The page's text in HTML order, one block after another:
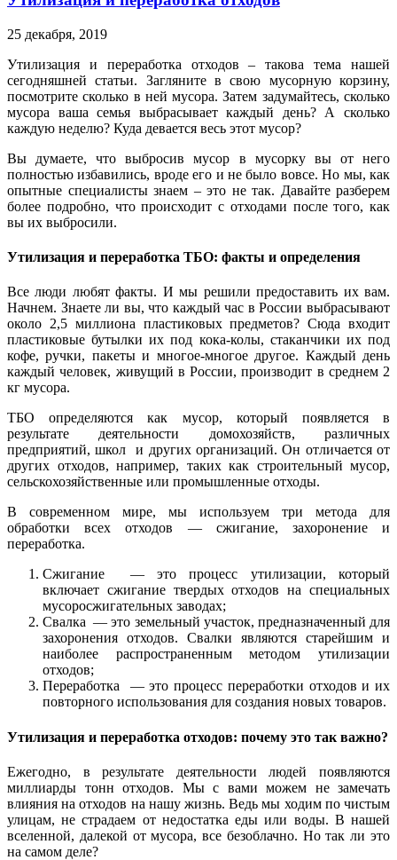
25 декабря, 2019
Утилизация и переработка отходов – такова тема нашей
сегодняшней статьи. Загляните в свою мусорную корзину,
посмотрите сколько в ней мусора. Затем задумайтесь, сколько
мусора ваша семья выбрасывает каждый день? А сколько
каждую неделю? Куда девается весь этот мусор?
Вы думаете, что выбросив мусор в мусорку вы от него
полностью избавились, вроде его и не было вовсе. Но мы, как
опытные специалисты знаем – это не так. Давайте разберем
более подробно, что происходит с отходами после того, как
вы их выбросили.
Утилизация и переработка ТБО: факты и определения
Все люди любят факты. И мы решили предоставить их вам.
Начнем. Знаете ли вы, что каждый час в России выбрасывают
около 2,5 миллиона пластиковых предметов? Сюда входит
пластиковые бутылки их под кока-колы, стаканчики их под
кофе, ручки, пакеты и многое-многое другое. Каждый день
каждый человек, живущий в России, производит в среднем 2
кг мусора.
ТБО определяются как мусор, который появляется в
результате деятельности домохозяйств, различных
предприятий, школ и других организаций. Он отличается от
других отходов, например, таких как строительный мусор,
сельскохозяйственные или промышленные отходы.
В современном мире, мы используем три метода для
обработки всех отходов — сжигание, захоронение и
переработка.
Сжигание — это процесс утилизации, который
включает сжигание твердых отходов на специальных
мусоросжигательных заводах;
Свалка — это земельный участок, предназначенный для
захоронения отходов. Свалки являются старейшим и
наиболее распространенным методом утилизации
отходов;
Переработка — это процесс переработки отходов и их
повторного использования для создания новых товаров.
Утилизация и переработка отходов: почему это так важно?
Ежегодно, в результате деятельности людей появляются
миллиарды тонн отходов. Мы с вами можем не замечать
влияния на отходов на нашу жизнь. Ведь мы ходим по чистым
улицам, не страдаем от недостатка еды или воды. В нашей
вселенной, далекой от мусора, все безоблачно. Но так ли это
на самом деле?